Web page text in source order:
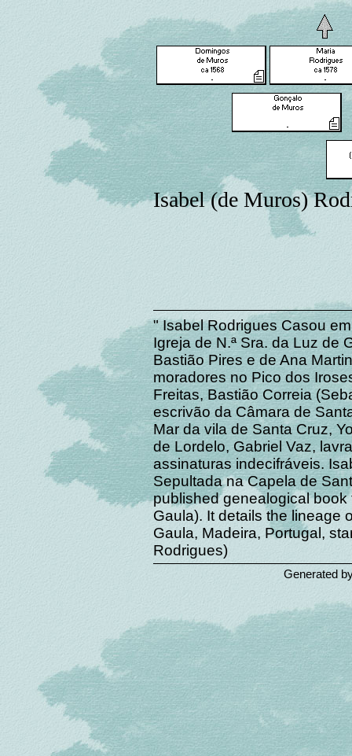
Isabel (de Muros)
" Isabel Rodrigues Casou
Igreja de N.ª Sra. da Luz de
Bastião Pires e de Ana
moradores no Pico dos
Freitas, Bastião Correia
escrivão da Câmara de
Mar da vila de Santa Cruz,
de Lordelo, Gabriel Vaz,
assinaturas indecifráveis.
Sepultada na Capela de
published genealogical
Gaula). It details the lineage
Gaula, Madeira, Portugal,
Rodrigues)
Generated